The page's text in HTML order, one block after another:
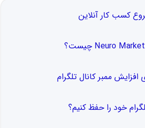
کسب کار آنلاین
ممبر کانال تلگرام
خود را حفظ کنیم؟